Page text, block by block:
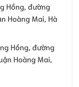
Hồng, đường
Hoàng Mai, Hà
Hồng, đường
Hoàng Mai,